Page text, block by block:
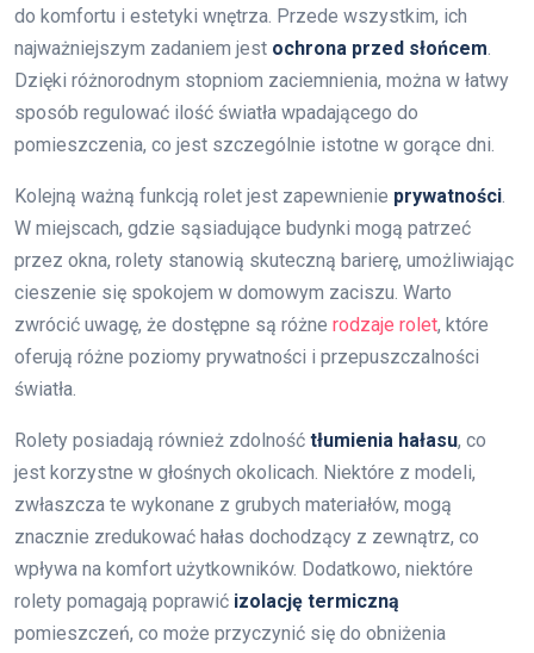
do komfortu i estetyki wnętrza. Przede wszystkim, ich
najważniejszym zadaniem jest ochrona przed słońcem.
Dzięki różnorodnym stopniom zaciemnienia, można w łatwy
sposób regulować ilość światła wpadającego do
pomieszczenia, co jest szczególnie istotne w gorące dni.
Kolejną ważną funkcją rolet jest zapewnienie prywatności.
W miejscach, gdzie sąsiadujące budynki mogą patrzeć
przez okna, rolety stanowią skuteczną barierę, umożliwiając
cieszenie się spokojem w domowym zaciszu. Warto
zwrócić uwagę, że dostępne są różne rodzaje rolet, które
oferują różne poziomy prywatności i przepuszczalności
światła.
Rolety posiadają również zdolność tłumienia hałasu, co
jest korzystne w głośnych okolicach. Niektóre z modeli,
zwłaszcza te wykonane z grubych materiałów, mogą
znacznie zredukować hałas dochodzący z zewnątrz, co
wpływa na komfort użytkowników. Dodatkowo, niektóre
rolety pomagają poprawić izolację termiczną
pomieszczeń, co może przyczynić się do obniżenia